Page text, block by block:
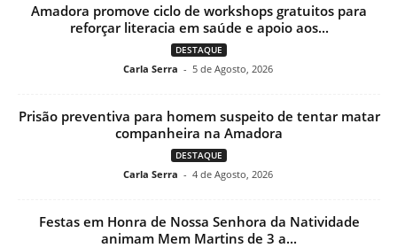
Amadora promove ciclo de workshops gratuitos para
reforçar literacia em saúde e apoio aos...
DESTAQUE
Carla Serra - 5 de Agosto, 2026
Prisão preventiva para homem suspeito de tentar matar
companheira na Amadora
DESTAQUE
Carla Serra - 4 de Agosto, 2026
Festas em Honra de Nossa Senhora da Natividade
animam Mem Martins de 3 a...